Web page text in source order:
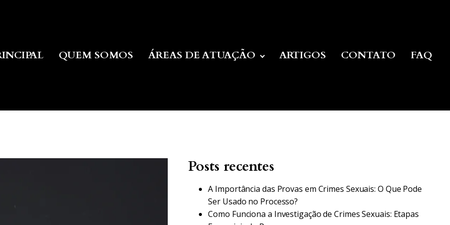
QUEM SOMOS ÁREAS DE ATUAÇÃO ARTIGOS CONTATO FAQ
Posts recentes
A Importância das Provas em Crimes Sexuais: O Que Pode
Ser Usado no Processo?
Como Funciona a Investigação de Crimes Sexuais: Etapas